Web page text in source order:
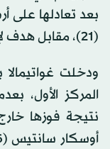
بعد تعادلها على
(21)، مقابل هدف لإسماعيل دياس (6+90).
ودخلت
المركز الأول،
نتيجة فوزها